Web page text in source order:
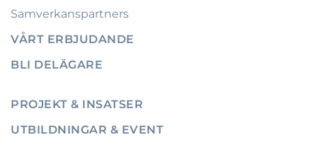
Samverkanspartners
VÅRT ERBJUDANDE
BLI DELÄGARE
PROJEKT & INSATSER
UTBILDNINGAR & EVENT